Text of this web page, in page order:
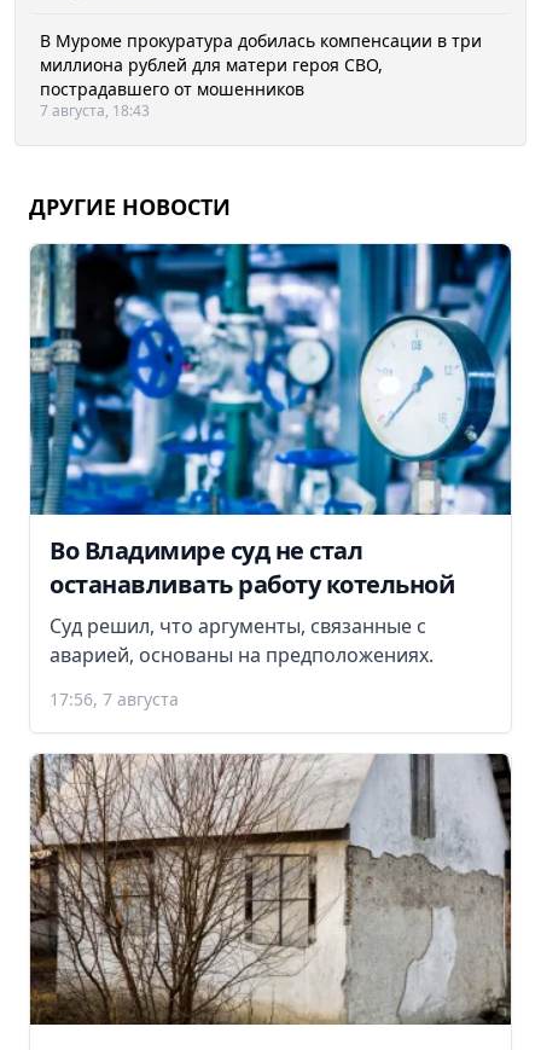
В Муроме прокуратура добилась компенсации в три
миллиона рублей для матери героя СВО,
пострадавшего от мошенников
7 августа, 18:43
ДРУГИЕ НОВОСТИ
Во Владимире суд не стал
останавливать работу котельной
Суд решил, что аргументы, связанные с
аварией, основаны на предположениях.
17:56, 7 августа